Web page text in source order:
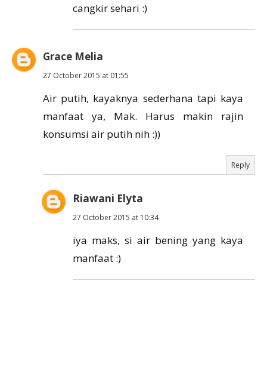
cangkir sehari :)
Grace Melia
27 October 2015 at 01:55
Air putih, kayaknya sederhana tapi kaya
manfaat ya, Mak. Harus makin rajin
konsumsi air putih nih :))
Reply
Riawani Elyta
27 October 2015 at 10:34
iya maks, si air bening yang kaya
manfaat :)